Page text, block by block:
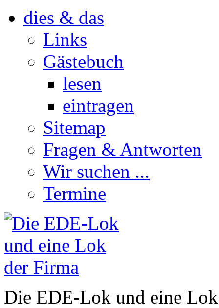
dies & das
Links
Gästebuch
lesen
eintragen
Sitemap
Fragen & Antworten
Wir suchen ...
Termine
Die EDE-Lok und eine